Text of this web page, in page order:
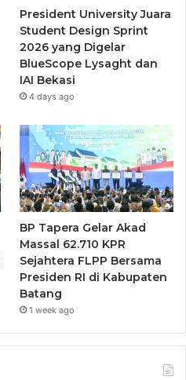
President University Juara
Student Design Sprint
2026 yang Digelar
BlueScope Lysaght dan
IAI Bekasi
4 days ago
BP Tapera Gelar Akad
Massal 62.710 KPR
Sejahtera FLPP Bersama
Presiden RI di Kabupaten
Batang
1 week ago